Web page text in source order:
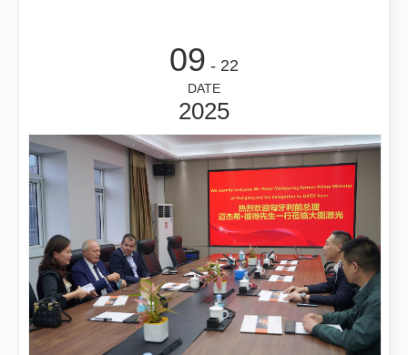
Leapion actualmente exhibe sus equipos láser en el stand 18.1E12 de la Feria de Cantón.
Leapion actualmente exhibe sus equipos láser en el stand
09 - 22
DATE
2025